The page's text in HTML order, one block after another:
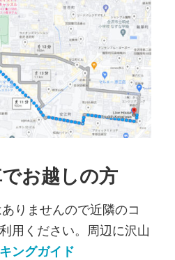
お越しの方
りませんので近隣のコ
用ください。周辺に沢山
ングガイド